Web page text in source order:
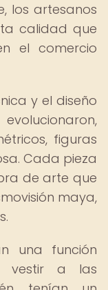
los artesanos
calidad que
el comercio
y el diseño
figuras
Cada pieza
de arte que
maya,
una función
vestir a las